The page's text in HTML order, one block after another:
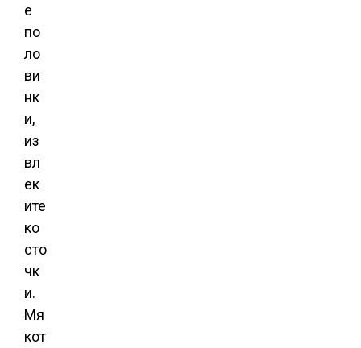
е
по
ло
ви
нк
и,
из
вл
ек
ите
ко
сто
чк
и.
Мя
кот